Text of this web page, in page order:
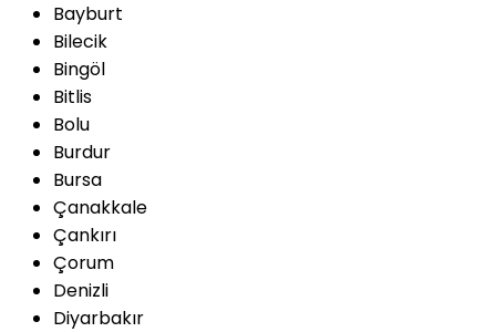
Bayburt
Bilecik
Bingöl
Bitlis
Bolu
Burdur
Bursa
Çanakkale
Çankırı
Çorum
Denizli
Diyarbakır